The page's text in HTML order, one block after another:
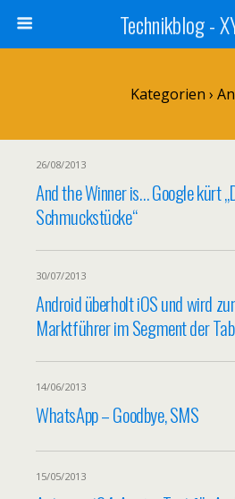
Technikblog -
Kategorien ›
26/08/2013
And the Winner is… Google kürt
Schmuckstücke“
30/07/2013
Android überholt iOS und wird
Marktführer im Segment der
14/06/2013
WhatsApp – Goodbye, SMS
15/05/2013